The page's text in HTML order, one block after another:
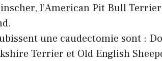
l’American Pit Bull
une caudectomie sont :
Terrier et Old English